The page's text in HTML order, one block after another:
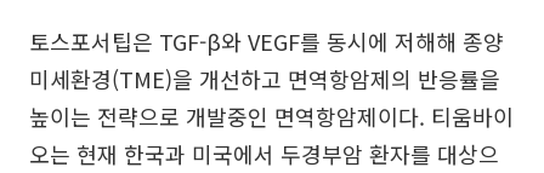
토스포서팁은 TGF-β와 VEGF를 동시에 저해해 종양
미세환경(TME)을 개선하고 면역항암제의 반응률을
높이는 전략으로 개발중인 면역항암제이다. 티움바이
오는 현재 한국과 미국에서 두경부암 환자를 대상으